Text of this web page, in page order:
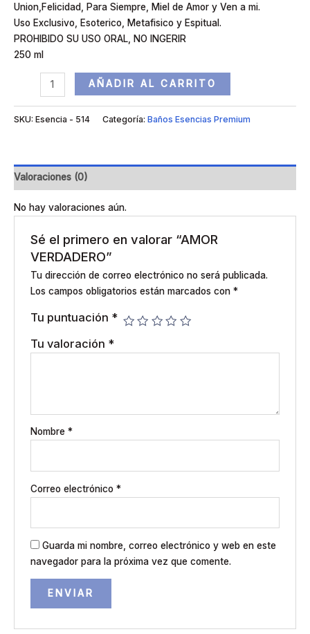
Union,Felicidad, Para Siempre, Miel de Amor y Ven a mi.
Uso Exclusivo, Esoterico, Metafisico y Espitual.
PROHIBIDO SU USO ORAL, NO INGERIR
250 ml
AÑADIR AL CARRITO
SKU: Esencia - 514 Categoría: Baños Esencias Premium
Valoraciones (0)
No hay valoraciones aún.
Sé el primero en valorar “AMOR
VERDADERO”
Tu dirección de correo electrónico no será publicada.
Los campos obligatorios están marcados con *
Tu puntuación *
Tu valoración *
Nombre *
Correo electrónico *
Guarda mi nombre, correo electrónico y web en este
navegador para la próxima vez que comente.